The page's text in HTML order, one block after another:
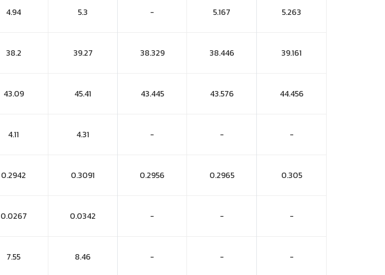
4.94 5.3 - 5.167 5.263
38.2 39.27 38.329 38.446 39.161
43.09 45.41 43.445 43.576 44.456
4.11 4.31 - - -
0.2942 0.3091 0.2956 0.2965 0.305
0.0267 0.0342 - - -
7.55 8.46 - - -